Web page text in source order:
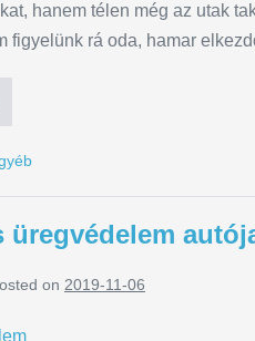
hanem télen még az utak
figyelünk rá oda, hamar
üregvédelem
on 2019-11-06